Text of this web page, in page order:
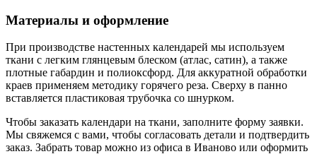
Материалы и оформление
При производстве настенных календарей мы используем
ткани с легким глянцевым блеском (атлас, сатин), а также
плотные габардин и полиоксфорд. Для аккуратной обработки
краев применяем методику горячего реза. Сверху в панно
вставляется пластиковая трубочка со шнурком.
Чтобы заказать календари на ткани, заполните форму заявки.
Мы свяжемся с вами, чтобы согласовать детали и подтвердить
заказ. Забрать товар можно из офиса в Иваново или оформить